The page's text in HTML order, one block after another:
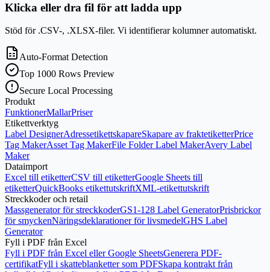
Klicka eller dra fil för att ladda upp
Stöd för .CSV-, .XLSX-filer. Vi identifierar kolumner automatiskt.
Auto-Format Detection
Top 1000 Rows Preview
Secure Local Processing
Produkt
FunktionerMallarPriser
Etikettverktyg
Label DesignerAdressetikettskapareSkapare av fraktetiketterPrice
Tag MakerAsset Tag MakerFile Folder Label MakerAvery Label
Maker
Dataimport
Excel till etiketterCSV till etiketterGoogle Sheets till
etiketterQuickBooks etikettutskriftXML-etikettutskrift
Streckkoder och retail
Massgenerator för streckkoderGS1-128 Label GeneratorPrisbrickor
för smyckenNäringsdeklarationer för livsmedelGHS Label
Generator
Fyll i PDF från Excel
Fyll i PDF från Excel eller Google SheetsGenerera PDF-
certifikatFyll i skatteblanketter som PDFSkapa kontrakt från